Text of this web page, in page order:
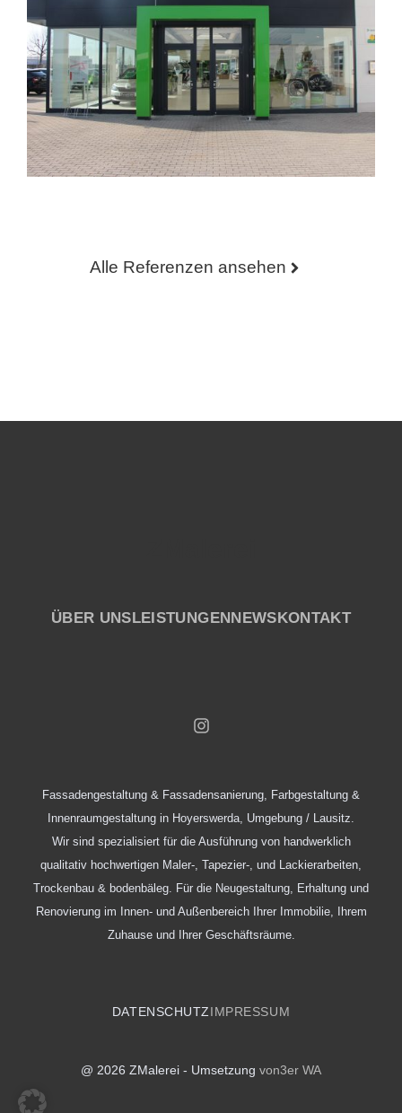
Alle Referenzen ansehen
ÜBER UNSLEISTUNGENNEWSKONTAKT
Fassadengestaltung & Fassadensanierung, Farbgestaltung &
Innenraumgestaltung in Hoyerswerda, Umgebung / Lausitz.
Wir sind spezialisiert für die Ausführung von handwerklich
qualitativ hochwertigen Maler-, Tapezier-, und Lackierarbeiten,
Trockenbau & bodenbäleg. Für die Neugestaltung, Erhaltung und
Renovierung im Innen- und Außenbereich Ihrer Immobilie, Ihrem
Zuhause und Ihrer Geschäftsräume.
DATENSCHUTZIMPRESSUM
@ 2026 ZMalerei - Umsetzung von3er WA